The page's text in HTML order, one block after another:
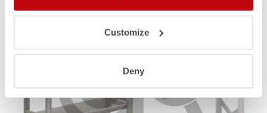
Customize
Deny